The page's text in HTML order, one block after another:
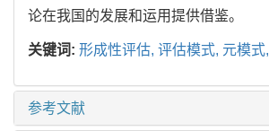
论在我国的发展和运用提供借鉴。
关键词: 形成性评估, 评估模式, 元模式,
参考文献